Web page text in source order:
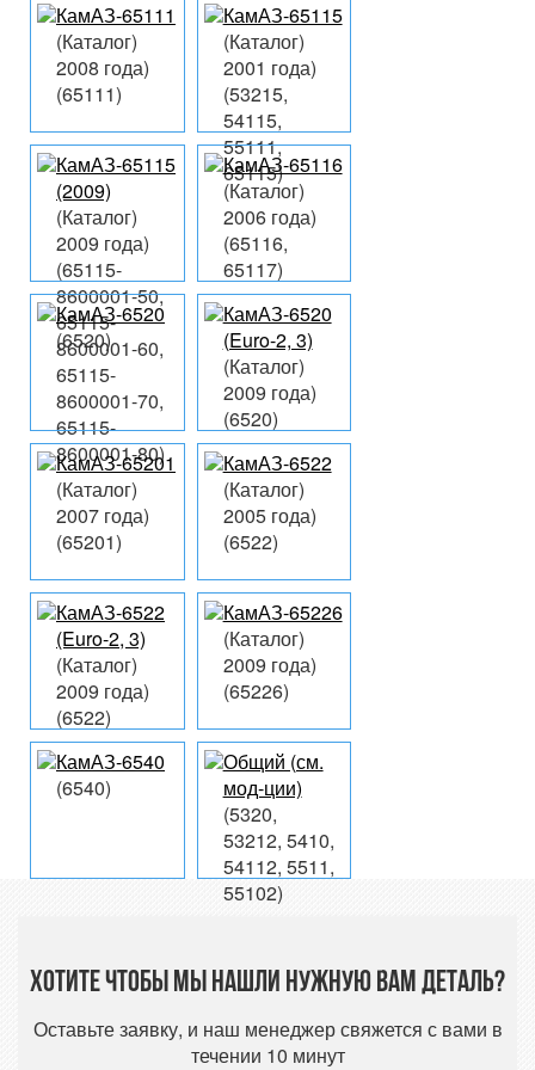
КамАЗ-65111
(Каталог)
2008 года)
(65111)
КамАЗ-65115
(Каталог)
2001 года)
(53215,
54115,
55111,
65115)
КамАЗ-65115
(2009)
(Каталог)
2009 года)
(65115-
8600001-50,
65115-
8600001-60,
65115-
8600001-70,
65115-
8600001-80)
КамАЗ-65116
(Каталог)
2006 года)
(65116,
65117)
КамАЗ-6520
(6520)
КамАЗ-6520
(Euro-2, 3)
(Каталог)
2009 года)
(6520)
КамАЗ-65201
(Каталог)
2007 года)
(65201)
КамАЗ-6522
(Каталог)
2005 года)
(6522)
КамАЗ-6522
(Euro-2, 3)
(Каталог)
2009 года)
(6522)
КамАЗ-65226
(Каталог)
2009 года)
(65226)
КамАЗ-6540
(6540)
Общий (см.
мод-ции)
(5320,
53212, 5410,
54112, 5511,
55102)
Хотите чтобы мы нашли нужную вам деталь?
Оставьте заявку, и наш менеджер свяжется с вами в
течении 10 минут